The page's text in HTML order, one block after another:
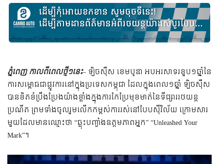
ភ្នំពេញ កាលពីពេលថ្មីៗនេះ– ឡិចស៊ឺស ខេមបូឌា អបអរសាទរខួប១ឆ្នាំនៃ
ការសម្ពោធជាផ្លូវការនៅក្នុងប្រទេសកម្ពុជា ដែលក្នុងពេល១ឆ្នាំ ឡិចស៊ឺស
បានខិតខំប្រឹងប្រែងយ៉ាងខ្លាំងក្នុងការកែប្រែមុខមាត់នៃទីផ្សាររថយន្ត
ប្រណីត ព្រមទាំងចូលរួមលើកកម្ពស់ការរស់នៅបែបស៊ីវិល័យ ក្រោមសារ
មួយដែលមានឈ្មោះថា “ឆ្លុះបញ្ចាំងឧត្តមភាពអ្នក” “Unleashed Your
Mark”។